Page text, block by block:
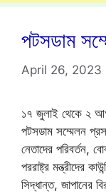
পটসডাম
April 26, 2023
১৭ জুলাই থেকে ২
পটসডাম সম্মেলন
নেতাদের পরিবর্তন,
পররাষ্ট্র মন্ত্রীদের
সিদ্ধান্ত, জাপানের